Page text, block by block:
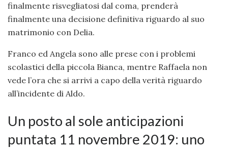
finalmente risvegliatosi dal coma, prenderà
finalmente una decisione definitiva riguardo al suo
matrimonio con Delia.
Franco ed Angela sono alle prese con i problemi
scolastici della piccola Bianca, mentre Raffaela non
vede l’ora che si arrivi a capo della verità riguardo
all’incidente di Aldo.
Un posto al sole anticipazioni
puntata 11 novembre 2019: uno